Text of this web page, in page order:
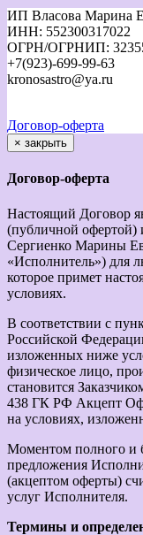
ИП Власова Марина
ИНН: 552300317022
ОГРН/ОГРНИП:
+7(923)-699-99-63
kronosastro@ya.ru
Договор-оферта
× закрыть
Договор-оферта
Настоящий Договор
(публичной офертой)
Сергиенко Марины
«Исполнитель») для
которое примет
условиях.
В соответствии с
Российской
изложенных ниже
физическое лицо,
становится
438 ГК РФ Акцепт
на условиях,
Моментом полного и
предложения
(акцептом оферты)
услуг Исполнителя.
Термины и